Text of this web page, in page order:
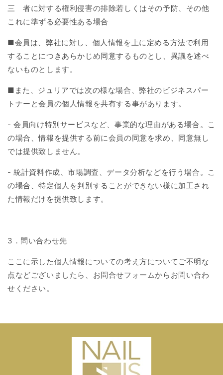
三 者に対する権利侵害の排除若しくはその予防、その他
これに準ずる必要性ある場合
■会員は、弊社に対し、個人情報を上に定める方法で利用
することにつきあらかじめ同意するものとし、異議を述べ
ないものとします。
■ また、ジュリアでは次の様な場合、弊社のビジネスパー
トナーと会員の個人情報を共有する事があります。
-会員向け特別サービスなど、事業的な理由がある場合。こ
の場合、情報を提供する前に会員の同意を求め、同意無し
では提供致しません。
-統計資料作成、市場調査、データ分析などを行う場合。こ
の場合、特定個人を判別することができない様に加工され
た情報だけを提供致します。
3 ．問い合わせ先
ここに示した個人情報についての考え方についてご不明な
点などございましたら、お問合せフォームからお問い合わ
せください。